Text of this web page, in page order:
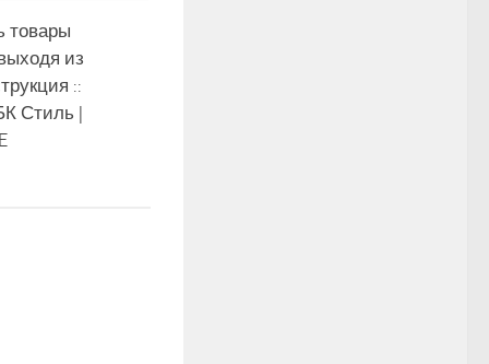
товары
из
::
Стиль |